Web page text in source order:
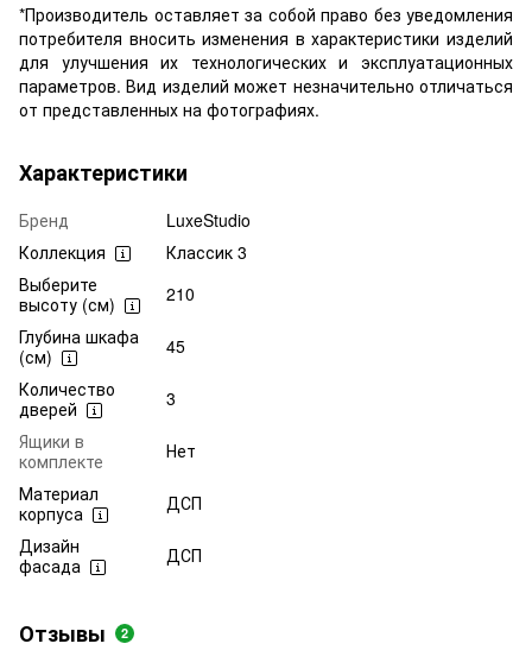
*Производитель оставляет за собой право без уведомления
потребителя вносить изменения в характеристики изделий
для улучшения их технологических и эксплуатационных
параметров. Вид изделий может незначительно отличаться
от представленных на фотографиях.
Характеристики
Бренд
LuxeStudio
Коллекция
Классик 3
Выберите
высоту (см)
210
Глубина шкафа
(см)
45
Количество
дверей
3
Ящики в
комплекте
Нет
Материал
корпуса
ДСП
Дизайн
фасада
ДСП
Отзывы 2